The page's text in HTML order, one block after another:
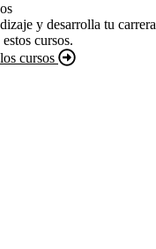
y desarrolla tu carrera
cursos.
cursos